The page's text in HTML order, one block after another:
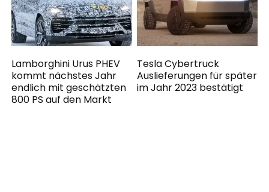
Lamborghini Urus PHEV
kommt nächstes Jahr
endlich mit geschätzten
800 PS auf den Markt
Tesla Cybertruck
Auslieferungen für später
im Jahr 2023 bestätigt